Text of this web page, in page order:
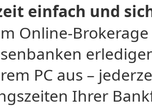
einfach und
Online-
PC aus –
Ihrer